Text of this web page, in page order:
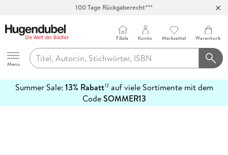
100 Tage Rückgaberecht***
Hugendubel
Menu
Filiale Konto Merkzettel Warenkorb
Summer Sale: 13% Rabatt12auf viele Sortimente mit dem
CodeSOMMER13
erfahren